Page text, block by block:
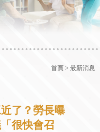
首頁 > 最新消息
近了？勞長曝
很快會召